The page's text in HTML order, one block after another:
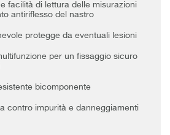
facilità di lettura delle misurazioni
antiriflesso del nastro
protegge da eventuali lesioni
per un fissaggio sicuro
bicomponente
contro impurità e danneggiamenti